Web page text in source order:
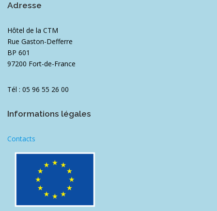
Adresse
Hôtel de la CTM
Rue Gaston-Defferre
BP 601
97200 Fort-de-France
Tél : 05 96 55 26 00
Informations légales
Contacts